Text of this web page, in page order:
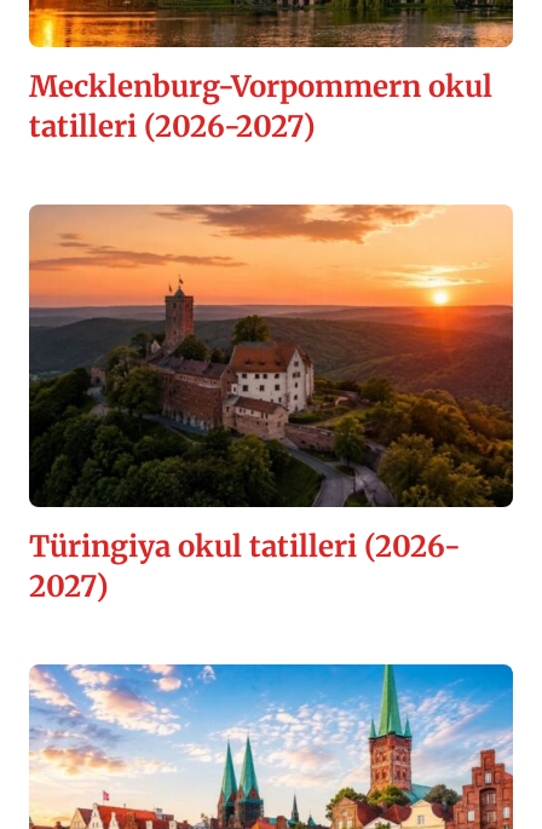
Mecklenburg-Vorpommern okul
tatilleri (2026-2027)
Türingiya okul tatilleri (2026-
2027)